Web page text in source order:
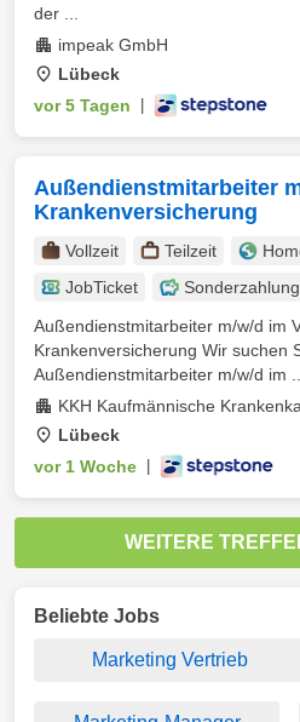
der ...
impeak GmbH
Lübeck
vor 5 Tagen
Außendienstmitarbeiter
Krankenversicherung
Vollzeit Teilzeit
JobTicket
Sonderzahlung
Außendienstmitarbeiter m/w/d im
Krankenversicherung Wir suchen
Außendienstmitarbeiter m/w/d im ...
KKH Kaufmännische
Lübeck
vor 1 Woche
WEITERE
Beliebte Jobs
Marketing Vertrieb